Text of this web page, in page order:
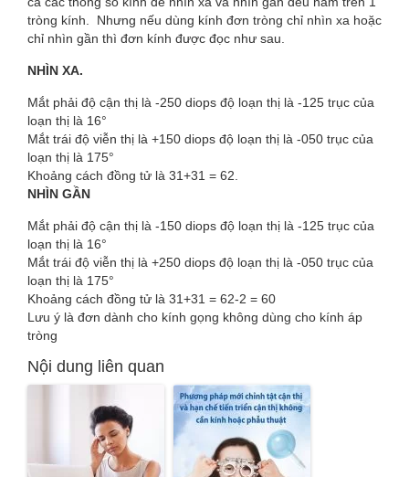
tròng kính. Nhưng nếu dùng kính đơn tròng chỉ nhìn xa hoặc
chỉ nhìn gần thì đơn kính được đọc như sau.
NHÌN XA.
Mắt phải độ cận thị là -250 diops độ loạn thị là -125 trục của
loạn thị là 16°
Mắt trái độ viễn thị là +150 diops độ loạn thị là -050 trục của
loạn thị là 175°
Khoảng cách đồng tử là 31+31 = 62.
NHÌN GẦN
Mắt phải độ cận thị là -150 diops độ loạn thị là -125 trục của
loạn thị là 16°
Mắt trái độ viễn thị là +250 diops độ loạn thị là -050 trục của
loạn thị là 175°
Khoảng cách đồng tử là 31+31 = 62-2 = 60
Lưu ý là đơn dành cho kính gọng không dùng cho kính áp
tròng
Nội dung liên quan